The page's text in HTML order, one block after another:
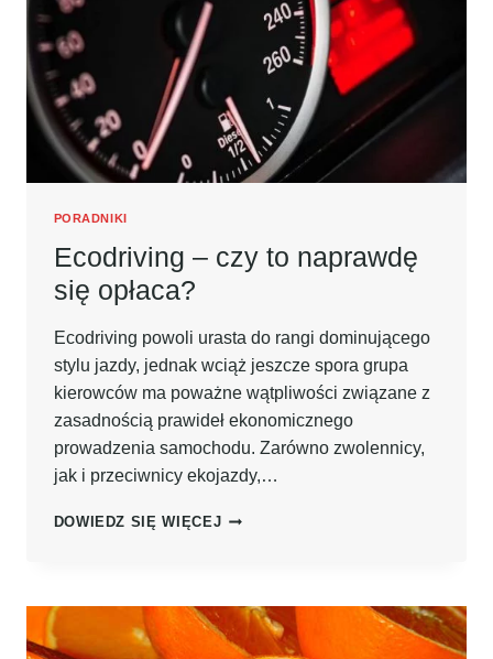
PORADNIKI
Ecodriving – czy to naprawdę
się opłaca?
Ecodriving powoli urasta do rangi dominującego
stylu jazdy, jednak wciąż jeszcze spora grupa
kierowców ma poważne wątpliwości związane z
zasadnością prawideł ekonomicznego
prowadzenia samochodu. Zarówno zwolennicy,
jak i przeciwnicy ekojazdy,…
DOWIEDZ SIĘ WIĘCEJECODRIVING
NAPRAWDĘ
SIĘ
OPŁACA?